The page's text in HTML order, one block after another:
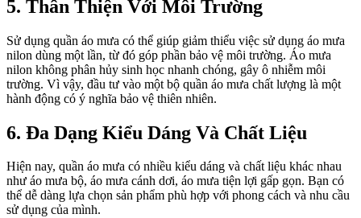
5. Thân Thiện Với Môi Trường
Sử dụng quần áo mưa có thể giúp giảm thiểu việc sử dụng áo mưa
nilon dùng một lần, từ đó góp phần bảo vệ môi trường. Áo mưa
nilon không phân hủy sinh học nhanh chóng, gây ô nhiễm môi
trường. Vì vậy, đầu tư vào một bộ quần áo mưa chất lượng là một
hành động có ý nghĩa bảo vệ thiên nhiên.
6. Đa Dạng Kiểu Dáng Và Chất Liệu
Hiện nay, quần áo mưa có nhiều kiểu dáng và chất liệu khác nhau
như áo mưa bộ, áo mưa cánh dơi, áo mưa tiện lợi gấp gọn. Bạn có
thể dễ dàng lựa chọn sản phẩm phù hợp với phong cách và nhu cầu
sử dụng của mình.